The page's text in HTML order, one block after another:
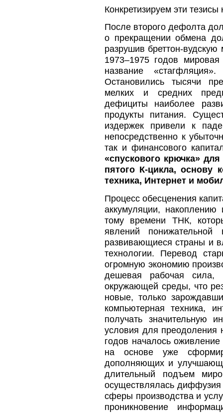
Конкретизируем эти
После второго дефолта
о прекращении обмена
разрушив бреттон-
1973–1975 годов
название
Остановились тысячи
мелких и средних
дефициты наиболее
продукты питания.
издержек привели к
непосредственно к
так и финансового
«спускового крючка»
пятого К-цикла, основу
техника, Интернет и
Процесс обесценения
аккумуляции,
тому времени ТНК,
явлений
развивающиеся страны и
технологии. Перевод
огромную экономию
дешевая рабочая сила,
окружающей среды, что
новые, только
компьютерная техника,
получать значительную
условия для преодоления
годов началось
на основе уже
дополняющих и
длительный подъем
осуществлялась диффузия
сферы производства и
проникновение